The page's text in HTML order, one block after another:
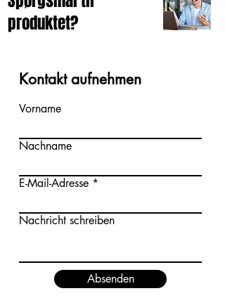
produktet?
Kontakt aufnehmen
Vorname
Nachname
E-Mail-Adresse
Nachricht schreiben
Absenden